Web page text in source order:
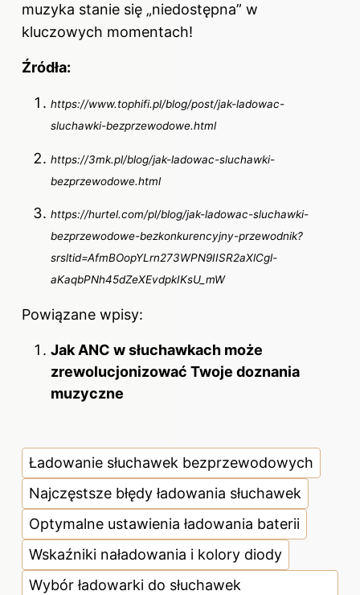
muzyka stanie się „niedostępna” w
kluczowych momentach!
Źródła:
https://www.tophifi.pl/blog/post/jak-ladowac-
sluchawki-bezprzewodowe.html
https://3mk.pl/blog/jak-ladowac-sluchawki-
bezprzewodowe.html
https://hurtel.com/pl/blog/jak-ladowac-sluchawki-
bezprzewodowe-bezkonkurencyjny-przewodnik?
srsltid=AfmBOopYLrn273WPN9IISR2aXlCgl-
aKaqbPNh45dZeXEvdpkIKsU_mW
Powiązane wpisy:
Jak ANC w słuchawkach może
zrewolucjonizować Twoje doznania
muzyczne
Ładowanie słuchawek bezprzewodowych
Najczęstsze błędy ładowania słuchawek
Optymalne ustawienia ładowania baterii
Wskaźniki naładowania i kolory diody
Wybór ładowarki do słuchawek